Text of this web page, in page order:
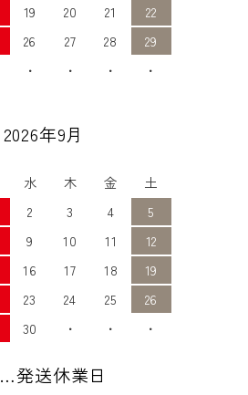
19 20 21
22
26 27 28
29
・ ・ ・ ・
2026年9月
水 木 金
土
2 3 4
5
9 10 11
12
16 17 18
19
23 24 25
26
30 ・ ・ ・
…発送休業日